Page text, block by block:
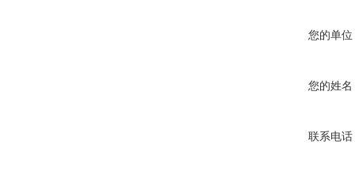
您的单位
您的姓名
联系电话